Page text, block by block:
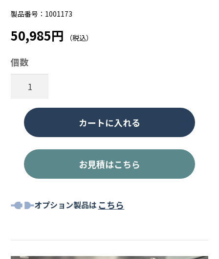
製品番号：1001173
50,985円 （税込）
個数
1061T
カートに入れる
お見積はこちら
オプション製品は こちら